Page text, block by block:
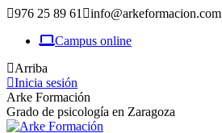
976 25 89 61
info@arkeformacion.com
Campus online
Arriba
Inicia sesión
Arke Formación
Grado de psicología en Zaragoza